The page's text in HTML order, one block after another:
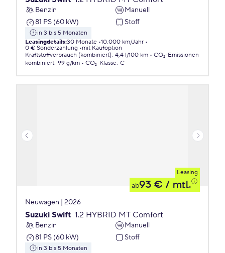
Benzin
Manuell
81 PS (60 kW)
Stoff
in 3 bis 5 Monaten
Leasingdetails:30 Monate 10.000 km/Jahr
0 € Sonderzahlung
mit Kaufoption
Kraftstoffverbrauch (kombiniert): 4,4 l/100 km
CO₂-Emissionen
kombiniert: 99 g/km CO₂-Klasse: C
Leasing
ab93 € / mtl.
Neuwagen | 2026
Suzuki Swift 1.2 HYBRID MT Comfort
Benzin
Manuell
81 PS (60 kW)
Stoff
in 3 bis 5 Monaten